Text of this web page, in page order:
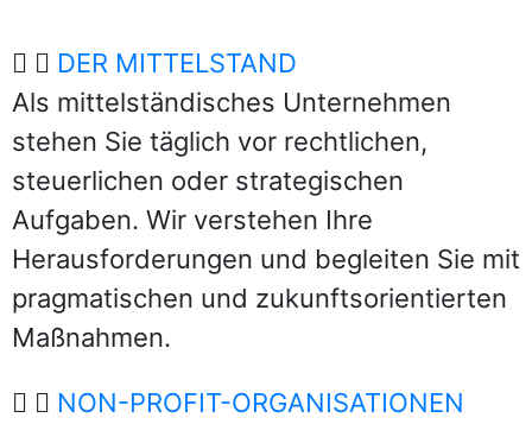
DER MITTELSTAND
Als mittelständisches Unternehmen
stehen Sie täglich vor rechtlichen,
steuerlichen oder strategischen
Aufgaben. Wir verstehen Ihre
Herausforderungen und begleiten Sie mit
pragmatischen und zukunftsorientierten
Maßnahmen.
NON-PROFIT-ORGANISATIONEN